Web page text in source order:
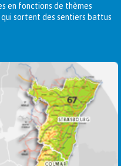
en fonctions de thèmes
sortent des sentiers battus